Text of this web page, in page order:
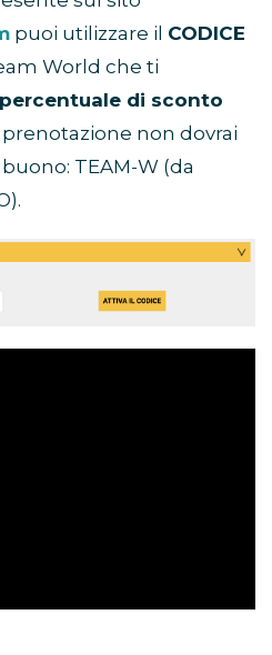
puoi utilizzare il CODICE
World che ti
di sconto
prenotazione non dovrai
TEAM-W (da